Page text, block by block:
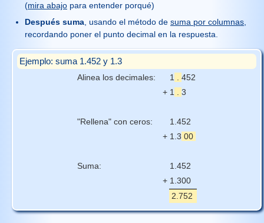
(mira abajo para entender porqué)
Después suma, usando el método de suma por columnas,
recordando poner el punto decimal en la respuesta.
Ejemplo: suma 1.452 y 1.3
Alinea los decimales: 1
452
+ 1 3
"Rellena" con ceros:
1.452
+ 1.3 00
Suma:
1.452
+ 1.300
2.752